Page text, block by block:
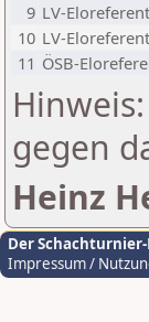
9 LV-Eloreferent
10 LV-Eloreferent
11 ÖSB-
gegen
Heinz
Der
Impressum /